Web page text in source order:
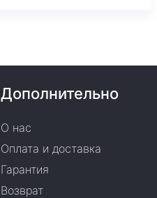
Дополнительно
О нас
Оплата и доставка
Гарантия
Возврат